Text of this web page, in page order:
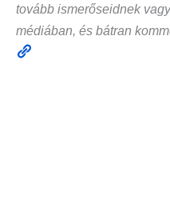
tovább ismerőseidnek
médiában, és bátran